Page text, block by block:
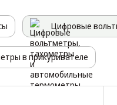
Цифровые
в прикуривателе